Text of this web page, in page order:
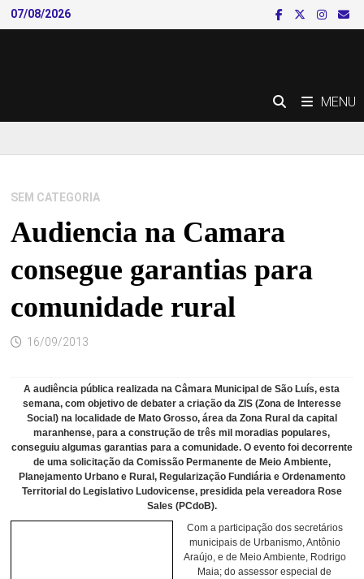
Skip
to
07/08/2026
MENU
SEM CATEGORIA
Audiencia na Camara
consegue garantias para
comunidade rural
16/09/2013
A audiência pública realizada na Câmara Municipal de São Luís, esta
semana, com objetivo de debater a criação da ZIS (Zona de Interesse
Social) na localidade de Mato Grosso, área da Zona Rural da capital
maranhense, para a construção de três mil moradias populares,
conseguiu algumas garantias para a comunidade. O evento foi decorrente
de uma solicitação da Comissão Permanente de Meio Ambiente,
Planejamento Urbano e Rural, Regularização Fundiária e Ordenamento
Territorial do Legislativo Ludovicense, presidida pela vereadora Rose
Sales (PCdoB).
Com a participação dos secretários
municipais de Urbanismo, Antônio
Araújo, e de Meio Ambiente, Rodrigo
Maia; do assessor especial de